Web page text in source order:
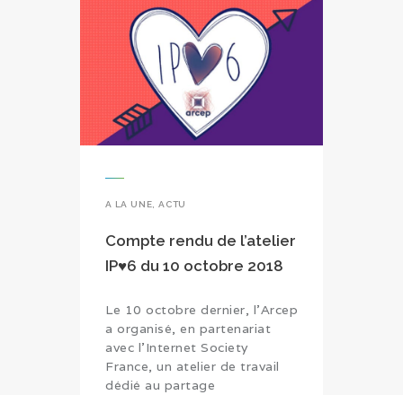
A LA UNE,ACTU
Compte rendu de l’atelier
IP♥6 du 10 octobre 2018
Le 10 octobre dernier, l’Arcep
a organisé, en partenariat
avec l’Internet Society
France, un atelier de travail
dédié au partage